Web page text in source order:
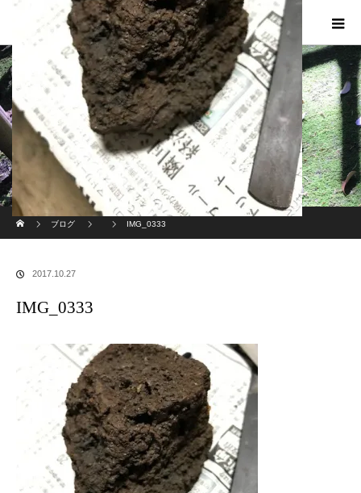
現代のサムライたちの時空間へ
ブログ
IMG_0333
2017.10.27
IMG_0333